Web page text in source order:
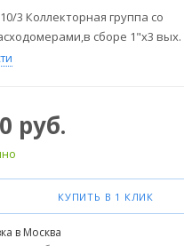
3 Коллекторная группа со
сборе 1"х3 вых.
руб.
КУПИТЬ В 1 КЛИК
в Москва